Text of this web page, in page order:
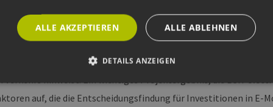
Während sich nationalen E-Mobilitätsstrategien
Anwendungen weniger Aufmerksamkeit geschenkt.
das E-Mobility-Know-how und dessen vielfältiges
was auf schwache institutionelle Kapazitäten im
Verkehrs hinweist. Ein wichtiges Projektergebnis, die BSR-
auf, die die Entscheidungsfindung für Investitionen in E-
ALLE AKZEPTIEREN ALLE ABLEHNEN
DETAILS ANZEIGEN